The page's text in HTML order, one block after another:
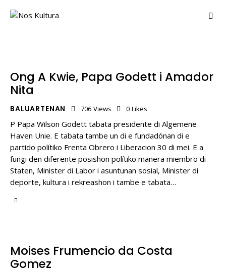
Ong A Kwie, Papa Godett i Amador
Nita
BALUARTENAN 706 Views 0 Likes
P Papa Wilson Godett tabata presidente di Algemene
Haven Unie. E tabata tambe un di e fundadónan di e
partido polítiko Frenta Obrero i Liberacion 30 di mei. E a
fungi den diferente posishon polítiko manera miembro di
Staten, Minister di Labor i asuntunan sosial, Minister di
deporte, kultura i rekreashon i tambe e tabata…
Moises Frumencio da Costa
Gomez